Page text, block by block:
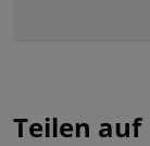
Teilen auf